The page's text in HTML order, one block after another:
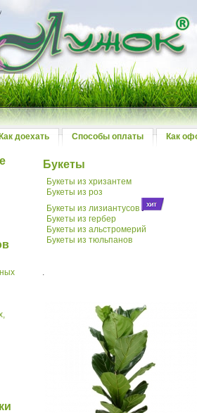
Как доехать Способы оплаты Как
Букеты
Букеты из хризантем
Букеты из роз
Букеты из лизиантусов
Букеты из гербер
Букеты из альстромерий
Букеты из тюльпанов
.